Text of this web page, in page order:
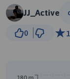
JJ_Active
0